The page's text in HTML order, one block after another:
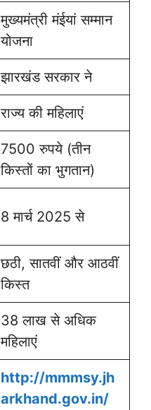
मुख्यमंत्री मंईयां सम्मान
योजना
झारखंड सरकार ने
राज्य की महिलाएं
7500 रुपये (तीन
किस्तों का भुगतान)
8 मार्च 2025 से
छठी, सातवीं और आठवीं
किस्त
38 लाख से अधिक
महिलाएं
http://mmmsy.jh
arkhand.gov.in/